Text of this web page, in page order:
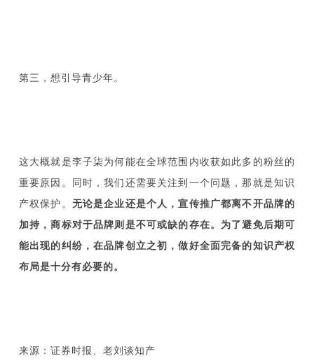
第三，想引导青少年。
这大概就是李子柒为何能在全球范围内收获如此多的粉丝的
重要原因。同时，我们还需要关注到一个问题，那就是知识
产权保护。 无论是企业还是个人，宣传推广都离不开品牌的
加持，商标对于品牌则是不可或缺的存在。为了避免后期可
能出现的纠纷，在品牌创立之初，做好全面完备的知识产权
布局是十分有必要的。
来源：证券时报、老刘谈知产